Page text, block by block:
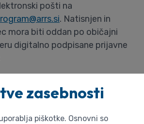
pošti na
. Natisnjen in
mora biti oddan po običajni
digitalno podpisane prijavne
raziskovalno dejavnost RS,
30,
zasebnosti
piškotke. Osnovni so